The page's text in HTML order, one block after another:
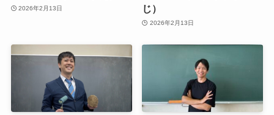
2026年2月13日
じ）
2026年2月13日